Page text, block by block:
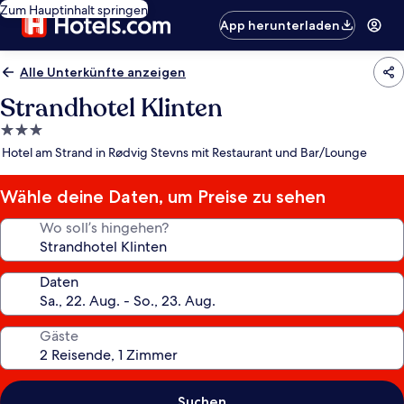
Zum Hauptinhalt springen
App herunterladen
Alle Unterkünfte anzeigen
Strandhotel Klinten
3.0-
Sterne-
Hotel am Strand in Rødvig Stevns mit Restaurant und Bar/Lounge
Wähle deine Daten, um Preise zu sehen
Wo soll’s hingehen?
Daten
Gäste